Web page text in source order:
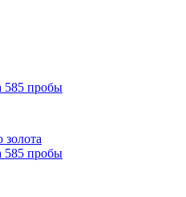
585 пробы
золота
585 пробы